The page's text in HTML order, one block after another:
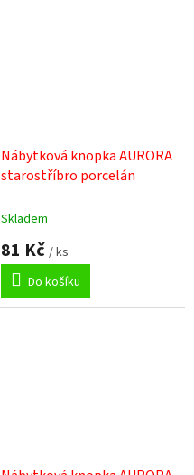
Nábytková knopka AURORA
starostříbro porcelán
Skladem
81 Kč / ks
Do košíku